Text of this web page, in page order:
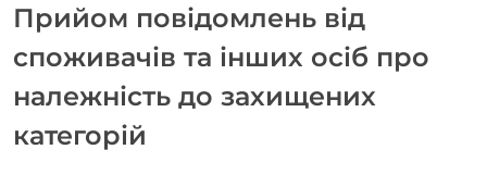
Прийом повідомлень від
споживачів та інших осіб про
належність до захищених
категорій